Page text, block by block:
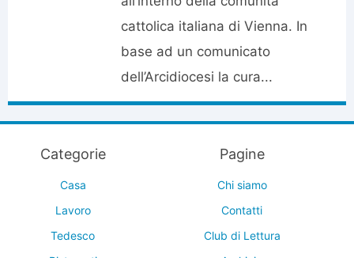
cattolica italiana di Vienna. In
base ad un comunicato
dell’Arcidiocesi la cura...
Categorie
Casa
Lavoro
Tedesco
Pagine
Chi siamo
Contatti
Club di Lettura